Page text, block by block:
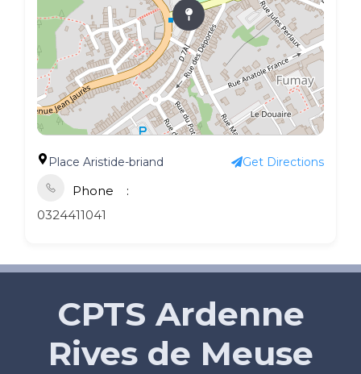
Place Aristide-briand Get Directions
Phone
0324411041
CPTS Ardenne
Rives de Meuse